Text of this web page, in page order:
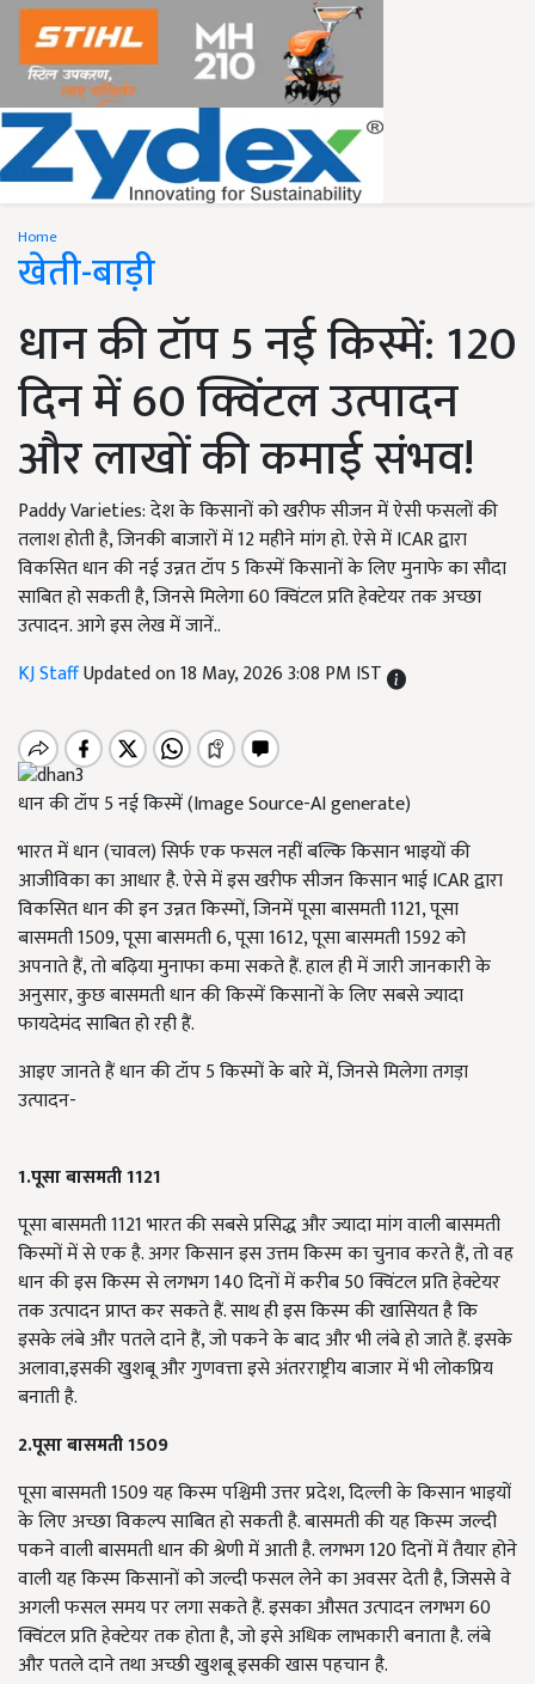
Home
खेती-बाड़ी
धान की टॉप 5 नई किस्में: 120
दिन में 60 क्विंटल उत्पादन
और लाखों की कमाई संभव!
Paddy Varieties: देश के किसानों को खरीफ सीजन में ऐसी फसलों की
तलाश होती है, जिनकी बाजारों में 12 महीने मांग हो. ऐसे में ICAR द्वारा
विकसित धान की नई उन्नत टॉप 5 किस्में किसानों के लिए मुनाफे का सौदा
साबित हो सकती है, जिनसे मिलेगा 60 क्विंटल प्रति हेक्टेयर तक अच्छा
उत्पादन. आगे इस लेख में जानें..
KJ StaffUpdated on 18 May, 2026 3:08 PM IST
धान की टॉप 5 नई किस्में (Image Source-AI generate)
भारत में धान (चावल) सिर्फ एक फसल नहीं बल्कि किसान भाइयों की
आजीविका का आधार है. ऐसे में इस खरीफ सीजन किसान भाई ICAR द्वारा
विकसित धान की इन उन्नत किस्मों, जिनमें पूसा बासमती 1121, पूसा
बासमती 1509, पूसा बासमती 6, पूसा 1612, पूसा बासमती 1592 को
अपनाते हैं, तो बढ़िया मुनाफा कमा सकते हैं. हाल ही में जारी जानकारी के
अनुसार, कुछ बासमती धान की किस्में किसानों के लिए सबसे ज्यादा
फायदेमंद साबित हो रही हैं.
आइए जानते हैं धान की टॉप 5 किस्मों के बारे में, जिनसे मिलेगा तगड़ा
उत्पादन-
1.पूसा बासमती 1121
पूसा बासमती 1121 भारत की सबसे प्रसिद्ध और ज्यादा मांग वाली बासमती
किस्मों में से एक है. अगर किसान इस उत्तम किस्म का चुनाव करते हैं, तो वह
धान की इस किस्म से लगभग 140 दिनों में करीब 50 क्विंटल प्रति हेक्टेयर
तक उत्पादन प्राप्त कर सकते हैं. साथ ही इस किस्म की खासियत है कि
इसके लंबे और पतले दाने हैं, जो पकने के बाद और भी लंबे हो जाते हैं. इसके
अलावा,इसकी खुशबू और गुणवत्ता इसे अंतरराष्ट्रीय बाजार में भी लोकप्रिय
बनाती है.
2.पूसा बासमती 1509
पूसा बासमती 1509 यह किस्म पश्चिमी उत्तर प्रदेश, दिल्ली के किसान भाइयों
के लिए अच्छा विकल्प साबित हो सकती है. बासमती की यह किस्म जल्दी
पकने वाली बासमती धान की श्रेणी में आती है. लगभग 120 दिनों में तैयार होने
वाली यह किस्म किसानों को जल्दी फसल लेने का अवसर देती है, जिससे वे
अगली फसल समय पर लगा सकते हैं. इसका औसत उत्पादन लगभग 60
क्विंटल प्रति हेक्टेयर तक होता है, जो इसे अधिक लाभकारी बनाता है. लंबे
और पतले दाने तथा अच्छी खुशबू इसकी खास पहचान है.